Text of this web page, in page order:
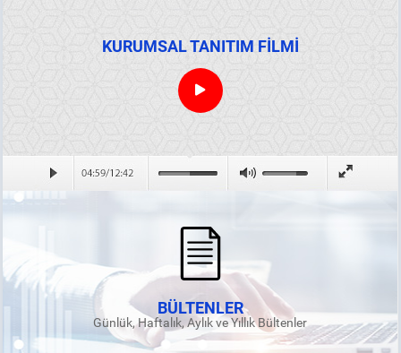
KURUMSAL TANITIM FİLMİ
BÜLTENLER
Günlük, Haftalık, Aylık ve Yıllık Bültenler